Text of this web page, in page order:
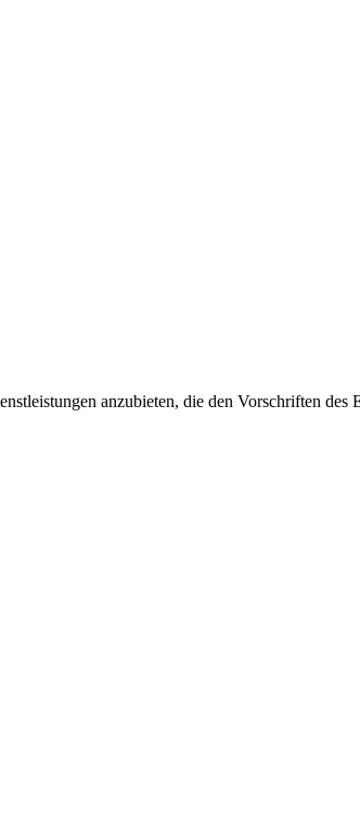
anzubieten, die den Vorschriften des